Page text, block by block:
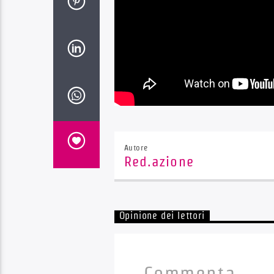
Autore
Red.azione
Opinione dei lettori